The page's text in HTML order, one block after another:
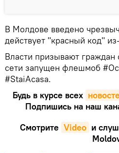
В Молдове введено
действует "красный код"
Власти призывают граждан
сети запущен флешмоб
#StaiAcasa.
Будь в курсе всех
Подпишись на наш
Смотрите Video и